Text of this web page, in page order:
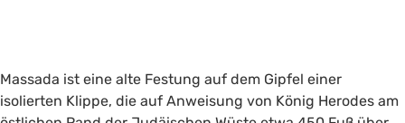
Massada ist eine alte Festung auf dem Gipfel einer
isolierten Klippe, die auf Anweisung von König Herodes am